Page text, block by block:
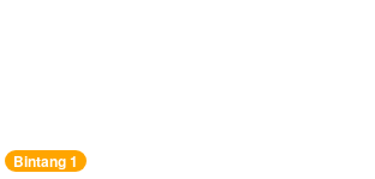
Bintang 1